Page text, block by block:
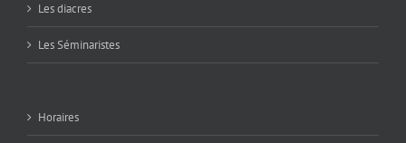
Les diacres
Les Séminaristes
Horaires